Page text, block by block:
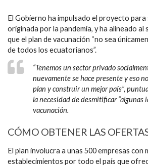
El Gobierno ha impulsado el proyecto para
originada por la pandemia, y ha alineado
que el plan de vacunación “no sea
de todos los ecuatorianos”.
“Tenemos un sector privado
nuevamente se hace presente y eso
plan y construir un mejor país”,
la necesidad de desmitificar “algunas
vacunación.
CÓMO OBTENER LAS
El plan involucra a unas 500 empresas con
establecimientos por todo el país que